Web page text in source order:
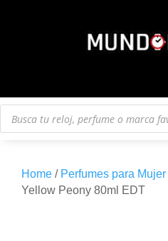
Búsqueda
Home / Perfumes para Mujer
Yellow Peony 80ml EDT